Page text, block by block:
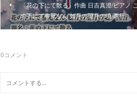
「花の下にて散る」作曲 日吉真澄/ピアノ
の下にて春死なん 如月の望月の頃/西行
0コメント